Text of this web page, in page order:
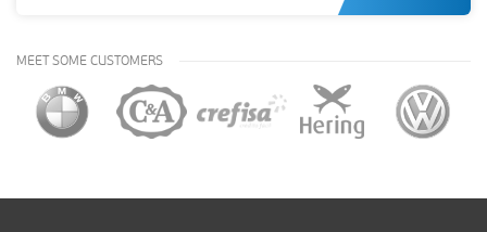
MEET SOME CUSTOMERS